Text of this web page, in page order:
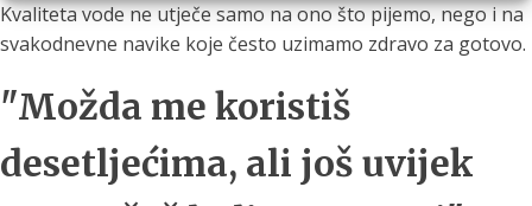
Kvaliteta vode ne utječe samo na ono što pijemo, nego i na
svakodnevne navike koje često uzimamo zdravo za gotovo.
"Možda me koristiš
desetljećima, ali još uvijek